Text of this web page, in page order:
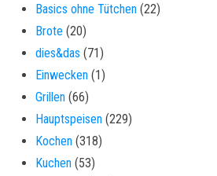
Basics ohne Tütchen (22)
Brote (20)
dies&das (71)
Einwecken (1)
Grillen (66)
Hauptspeisen (229)
Kochen (318)
Kuchen (53)